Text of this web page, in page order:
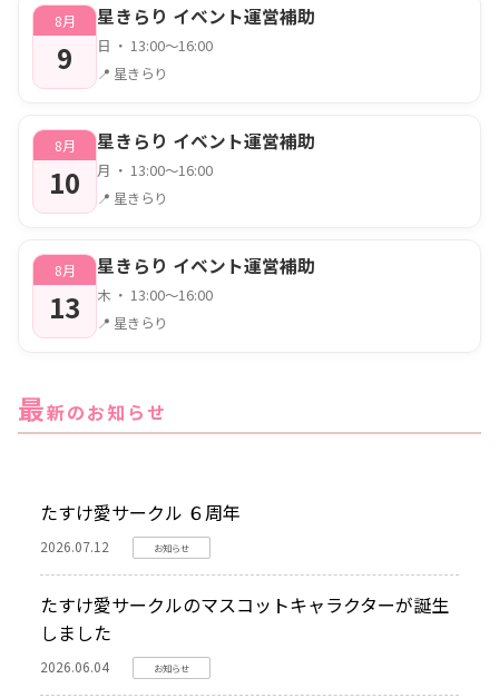
8月
9
星きらり イベント運営補助
日 ・ 13:00〜16:00
📍 星きらり
8月
10
星きらり イベント運営補助
月 ・ 13:00〜16:00
📍 星きらり
8月
13
星きらり イベント運営補助
木 ・ 13:00〜16:00
📍 星きらり
最新のお知らせ
たすけ愛サークル ６周年
2026.07.12 お知らせ
たすけ愛サークルのマスコットキャラクターが誕生
しました
2026.06.04 お知らせ